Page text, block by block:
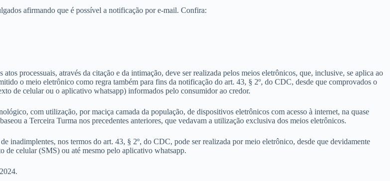
afirmando que é possível a notificação por e-mail. Confira:
processuais, através da citação e da intimação, deve ser realizada pelos meios eletrônicos, que, inclusive, se aplica ao
o meio eletrônico como regra também para fins da notificação do art. 43, § 2º, do CDC, desde que comprovados o
de celular ou o aplicativo whatsapp) informados pelo consumidor ao credor.
com utilização, por maciça camada da população, de dispositivos eletrônicos com acesso à internet, na quase
a Terceira Turma nos precedentes anteriores, que vedavam a utilização exclusiva dos meios eletrônicos.
inadimplentes, nos termos do art. 43, § 2º, do CDC, pode ser realizada por meio eletrônico, desde que devidamente
de celular (SMS) ou até mesmo pelo aplicativo whatsapp.